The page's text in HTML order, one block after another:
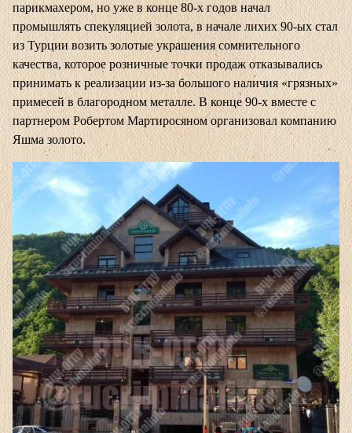
парикмахером, но уже в конце 80-х годов начал
промышлять спекуляцией золота, в начале лихих 90-ых стал
из Турции возить золотые украшения сомнительного
качества, которое розничные точки продаж отказывались
принимать к реализации из-за большого наличия «грязных»
примесей в благородном металле. В конце 90-х вместе с
партнером Робертом Мартиросяном организовал компанию
Яшма золото.